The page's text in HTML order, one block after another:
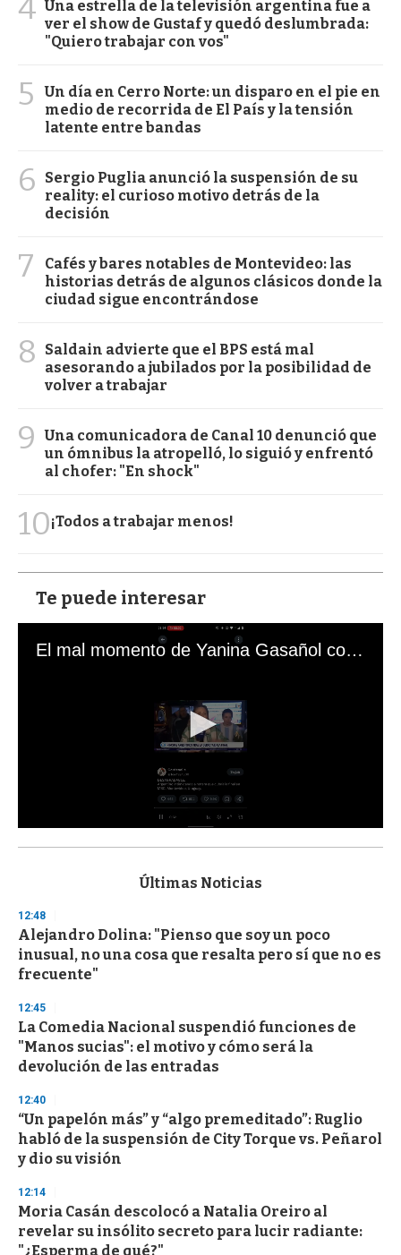
4 Una estrella de la televisión argentina fue a
ver el show de Gustaf y quedó deslumbrada:
"Quiero trabajar con vos"
5
Un día en Cerro Norte: un disparo en el pie en
medio de recorrida de El País y la tensión
latente entre bandas
6
Sergio Puglia anunció la suspensión de su
reality: el curioso motivo detrás de la
decisión
7
Cafés y bares notables de Montevideo: las
historias detrás de algunos clásicos donde la
ciudad sigue encontrándose
8
Saldain advierte que el BPS está mal
asesorando a jubilados por la posibilidad de
volver a trabajar
9
Una comunicadora de Canal 10 denunció que
un ómnibus la atropelló, lo siguió y enfrentó
al chofer: "En shock"
10¡Todos a trabajar menos!
Te puede interesar
El mal momento de Yanina Gasañol con un hincha argentino en "Subrayado"
s
d
s
o
f
3
s
e
c
o
n
Últimas Noticias
12:48
Alejandro Dolina: "Pienso que soy un poco
inusual, no una cosa que resalta pero sí que no es
frecuente"
12:45
La Comedia Nacional suspendió funciones de
"Manos sucias": el motivo y cómo será la
devolución de las entradas
12:40
“Un papelón más” y “algo premeditado”: Ruglio
habló de la suspensión de City Torque vs. Peñarol
y dio su visión
12:14
Moria Casán descolocó a Natalia Oreiro al
revelar su insólito secreto para lucir radiante:
"¿Esperma de qué?"